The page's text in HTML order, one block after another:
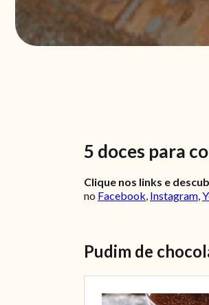
5 doces para
Clique nos links e
no Facebook Instagram
Pudim de